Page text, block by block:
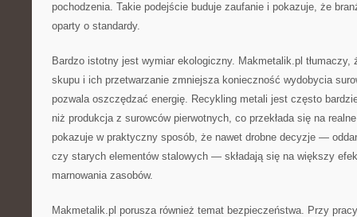
pochodzenia. Takie podejście buduje zaufanie i pokazuje, że
oparty o standardy.
Bardzo istotny jest wymiar ekologiczny. Makmetalik.pl tłumaczy,
skupu i ich przetwarzanie zmniejsza konieczność wydobycia
pozwala oszczędzać energię. Recykling metali jest często
niż produkcja z surowców pierwotnych, co przekłada się na
pokazuje w praktyczny sposób, że nawet drobne decyzje —
czy starych elementów stalowych — składają się na większy
marnowania zasobów.
Makmetalik.pl porusza również temat bezpieczeństwa. Przy